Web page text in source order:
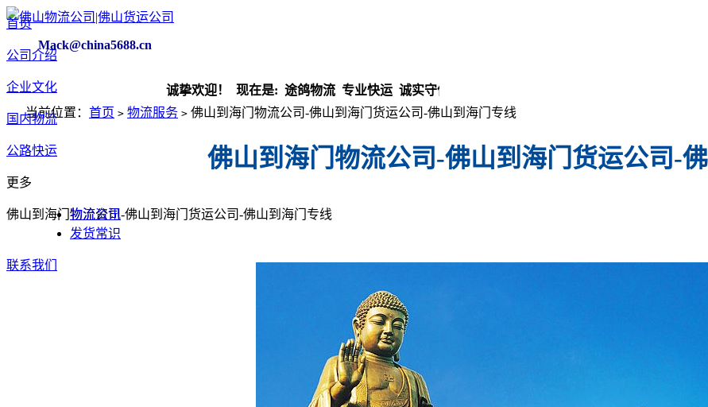
Mack@china5688.cn
诚挚欢迎！ 现在是:途鸽物流 专业快运 诚实守信 安全放心！
首页
公司介绍
企业文化
国内物流
公路快运
更多
物流资讯
发货常识
联系我们
当前位置： 首页 > 物流服务 > 佛山到海门物流公司-佛山到海门货运公司-佛山到海门专线
佛山到海门物流公司-佛山到海门货运公司-
佛山到海门物流公司-佛山到海门货运公司-佛山到海门专线